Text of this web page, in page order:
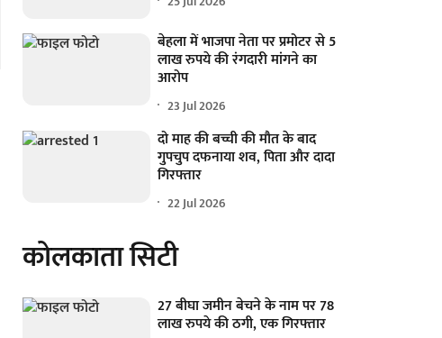
बेहला में भाजपा नेता पर प्रमोटर से 5
लाख रुपये की रंगदारी मांगने का
आरोप
23 Jul 2026
दो माह की बच्ची की मौत के बाद
गुपचुप दफनाया शव, पिता और दादा
गिरफ्तार
22 Jul 2026
कोलकाता सिटी
27 बीघा जमीन बेचने के नाम पर 78
लाख रुपये की ठगी, एक गिरफ्तार